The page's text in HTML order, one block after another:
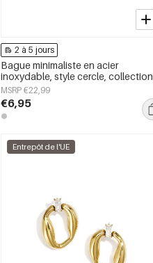
2 à 5 jours
Bague minimaliste en acier
inoxydable, style cercle, collection
Daily Simple, bijoux pour femmes
MSRP €22,99
€6,95
Entrepôt de l'UE